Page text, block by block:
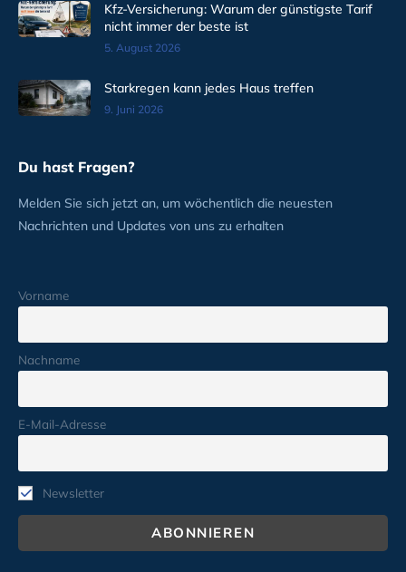
Kfz-Versicherung: Warum der günstigste Tarif
nicht immer der beste ist
5. August 2026
Starkregen kann jedes Haus treffen
9. Juni 2026
Du hast Fragen?
Melden Sie sich jetzt an, um wöchentlich die neuesten
Nachrichten und Updates von uns zu erhalten
Vorname
Nachname
E-Mail-Adresse
Newsletter